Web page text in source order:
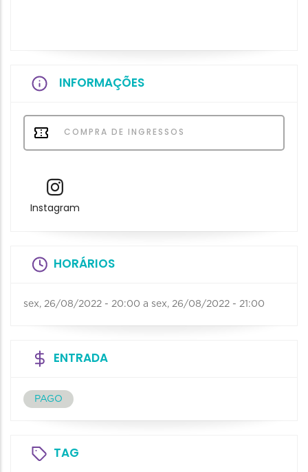
INFORMAÇÕES
COMPRA DE INGRESSOS
Instagram
HORÁRIOS
sex, 26/08/2022 - 20:00 a sex, 26/08/2022 - 21:00
ENTRADA
PAGO
TAG